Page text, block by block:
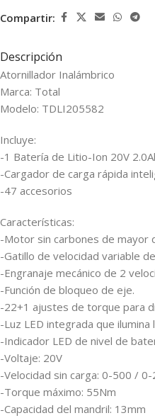
Compartir:
Descripción
Atornillador Inalámbrico
Marca: Total
Modelo: TDLI205582
Incluye:
-1 Batería de Litio-Ion 20V
-Cargador de carga rápida
-47 accesorios
Características:
-Motor sin carbones de mayor
-Gatillo de velocidad variable
-Engranaje mecánico de 2
-Función de bloqueo de eje.
-22+1 ajustes de torque para
-Luz LED integrada que
-Indicador LED de nivel de
-Voltaje: 20V
-Velocidad sin carga: 0-500 /
-Torque máximo: 55Nm
-Capacidad del mandril: 13mm